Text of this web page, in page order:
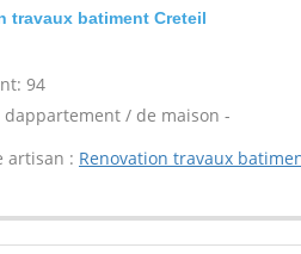
travaux batiment Creteil
94
/ de maison -
artisan : Renovation travaux